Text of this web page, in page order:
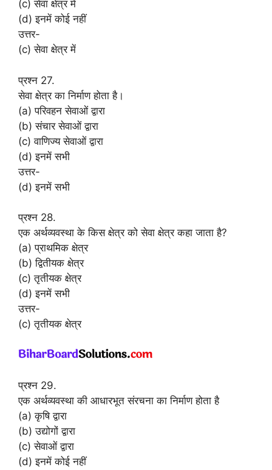
(c) सेवा क्षेत्र में
(d) इनमें कोई नहीं
उत्तर-
(c) सेवा क्षेत्र में
प्रश्न 27.
सेवा क्षेत्र का निर्माण होता है।
(a) परिवहन सेवाओं द्वारा
(b) संचार सेवाओं द्वारा
(c) वाणिज्य सेवाओं द्वारा
(d) इनमें सभी
उत्तर-
(d) इनमें सभी
प्रश्न 28.
एक अर्थव्यवस्था के किस क्षेत्र को सेवा क्षेत्र कहा जाता है?
(a) प्राथमिक क्षेत्र
(b) द्वितीयक क्षेत्र
(c) तृतीयक क्षेत्र
(d) इनमें सभी
उत्तर-
(c) तृतीयक क्षेत्र
प्रश्न 29.
एक अर्थव्यवस्था की आधारभूत संरचना का निर्माण होता है
(a) कृषि द्वारा
(b) उद्योगों द्वारा
(c) सेवाओं द्वारा
(d) इनमें कोई नहीं